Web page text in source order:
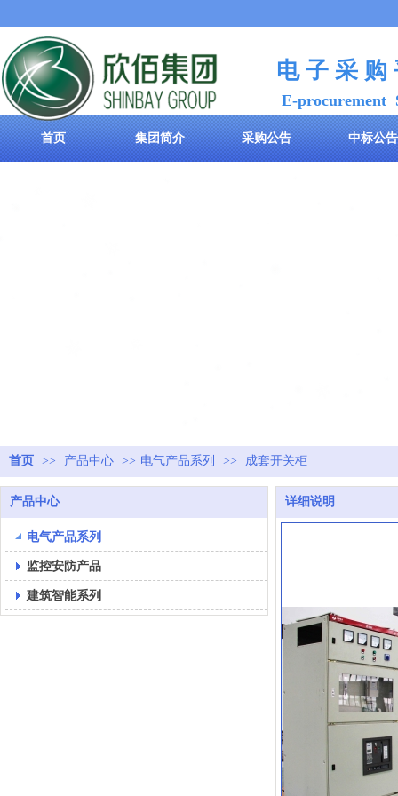
电 子 采 购
E-procurement
首页 集团简介 采购公告 中标公告
首页 >> 产品中心 >> 电气产品系列 >> 成套开关柜
产品中心
电气产品系列
监控安防产品
建筑智能系列
详细说明